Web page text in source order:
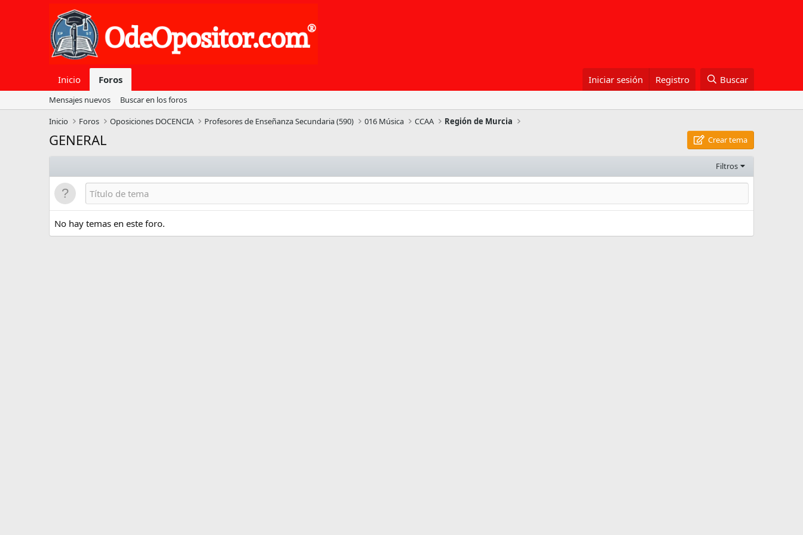
Inicio Foros Iniciar sesión Registro Buscar
Mensajes nuevos
Buscar en los foros
Inicio
Foros Oposiciones DOCENCIA Profesores de Enseñanza Secundaria (590) 016 Música CCAA Región de Murcia
GENERAL Crear tema
Filtros
No hay temas en este foro.